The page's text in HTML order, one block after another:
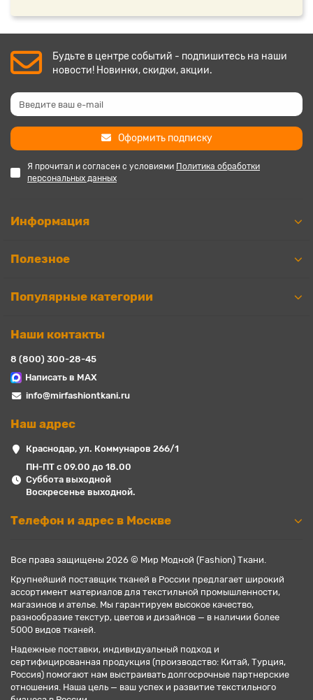
Будьте в центре событий - подпишитесь на наши
новости! Новинки, скидки, акции.
Оформить подписку
Я прочитал и согласен с условиями Политика обработки
персональных данных
Информация
Полезное
Популярные категории
Наши контакты
8 (800) 300-28-45
Написать в MAX
info@mirfashiontkani.ru
Наш адрес
Краснодар, ул. Коммунаров 266/1
ПН-ПТ с 09.00 до 18.00
Суббота выходной
Воскресенье выходной.
Телефон и адрес в Москве
Все права защищены 2026 © Мир Модной (Fashion) Ткани.
Крупнейший поставщик тканей в России предлагает широкий
ассортимент материалов для текстильной промышленности,
магазинов и ателье. Мы гарантируем высокое качество,
разнообразие текстур, цветов и дизайнов — в наличии более
5000 видов тканей.
Надежные поставки, индивидуальный подход и
сертифицированная продукция (производство: Китай, Турция,
Россия) помогают нам выстраивать долгосрочные партнерские
отношения. Наша цель — ваш успех и развитие текстильного